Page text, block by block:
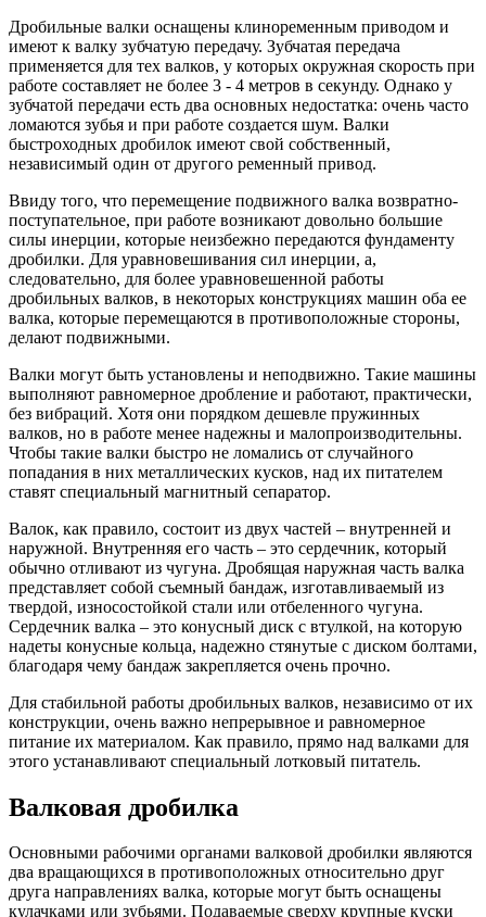
Дробильные валки оснащены клиноременным приводом и
имеют к валку зубчатую передачу. Зубчатая передача
применяется для тех валков, у которых окружная скорость при
работе составляет не более 3 - 4 метров в секунду. Однако у
зубчатой передачи есть два основных недостатка: очень часто
ломаются зубья и при работе создается шум. Валки
быстроходных дробилок имеют свой собственный,
независимый один от другого ременный привод.
Ввиду того, что перемещение подвижного валка возвратно-
поступательное, при работе возникают довольно большие
силы инерции, которые неизбежно передаются фундаменту
дробилки. Для уравновешивания сил инерции, а,
следовательно, для более уравновешенной работы
дробильных валков, в некоторых конструкциях машин оба ее
валка, которые перемещаются в противоположные стороны,
делают подвижными.
Валки могут быть установлены и неподвижно. Такие машины
выполняют равномерное дробление и работают, практически,
без вибраций. Хотя они порядком дешевле пружинных
валков, но в работе менее надежны и малопроизводительны.
Чтобы такие валки быстро не ломались от случайного
попадания в них металлических кусков, над их питателем
ставят специальный магнитный сепаратор.
Валок, как правило, состоит из двух частей – внутренней и
наружной. Внутренняя его часть – это сердечник, который
обычно отливают из чугуна. Дробящая наружная часть валка
представляет собой съемный бандаж, изготавливаемый из
твердой, износостойкой стали или отбеленного чугуна.
Сердечник валка – это конусный диск с втулкой, на которую
надеты конусные кольца, надежно стянутые с диском болтами,
благодаря чему бандаж закрепляется очень прочно.
Для стабильной работы дробильных валков, независимо от их
конструкции, очень важно непрерывное и равномерное
питание их материалом. Как правило, прямо над валками для
этого устанавливают специальный лотковый питатель.
Валковая дробилка
Основными рабочими органами валковой дробилки являются
два вращающихся в противоположных относительно друг
друга направлениях валка, которые могут быть оснащены
кулачками или зубьями. Подаваемые сверху крупные куски